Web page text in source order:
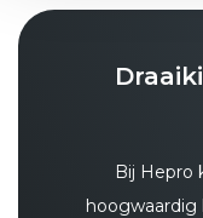
Bij Hepro
hoogwaardig